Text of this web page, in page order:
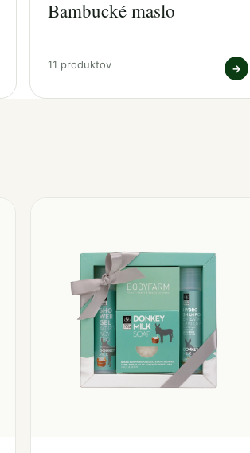
Bambucké maslo
11 produktov →